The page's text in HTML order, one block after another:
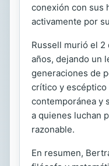
conexión con sus
activamente por
Russell murió el 2
años, dejando un
generaciones de
crítico y escéptico
contemporánea y
a quienes luchan
razonable.
En resumen,